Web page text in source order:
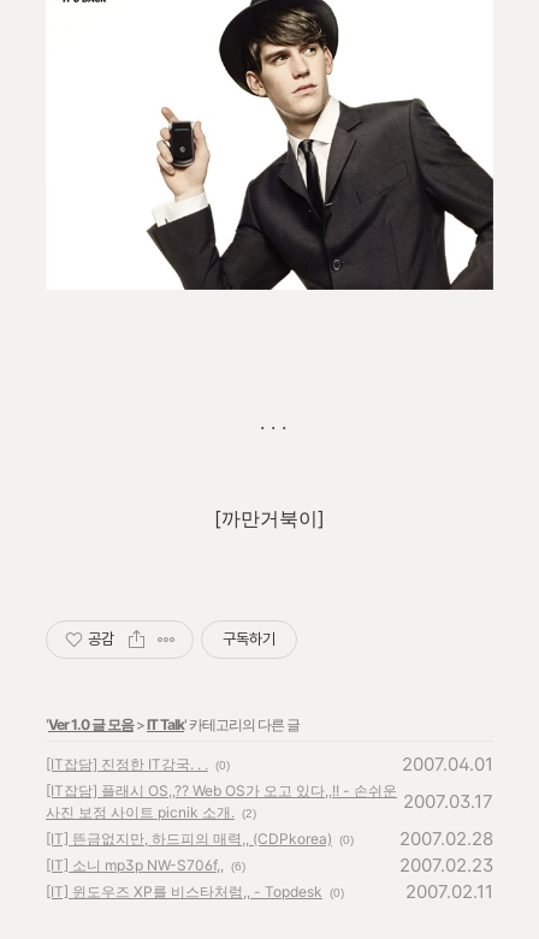
. . .
[까만거북이]
공감 구독하기
'Ver 1.0 글 모음>IT Talk' 카테고리의 다른 글
[IT잡담] 진정한 IT강국. . . (0) 2007.04.01
[IT잡담] 플래시 OS,,?? Web OS가 오고 있다,,!! - 손쉬운
사진 보정 사이트 picnik 소개.
(2)
2007.03.17
[IT] 뜬금없지만, 하드피의 매력,, (CDPkorea) (0) 2007.02.28
[IT] 소니 mp3p NW-S706f,, (6) 2007.02.23
[IT] 윈도우즈 XP를 비스타처럼,, - Topdesk (0) 2007.02.11